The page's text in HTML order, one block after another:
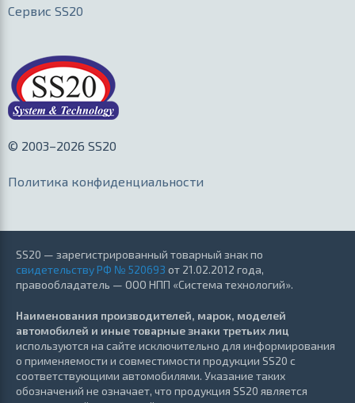
Сервис SS20
© 2003–2026 SS20
Политика конфиденциальности
SS20 — зарегистрированный товарный знак по
свидетельству РФ № 520693 от 21.02.2012 года,
правообладатель — ООО НПП «Система технологий».
Наименования производителей, марок, моделей
автомобилей и иные товарные знаки третьих лиц
используются на сайте исключительно для информирования
о применяемости и совместимости продукции SS20 с
соответствующими автомобилями. Указание таких
обозначений не означает, что продукция SS20 является